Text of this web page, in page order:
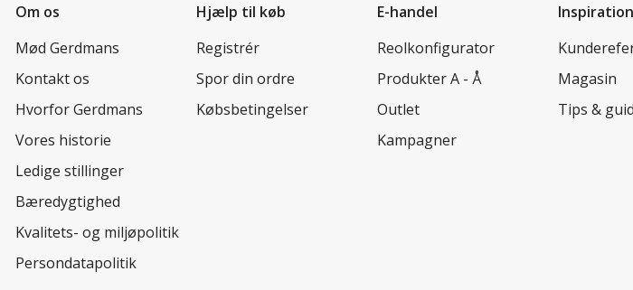
Om os
Mød Gerdmans
Kontakt os
Hvorfor Gerdmans
Vores historie
Ledige stillinger
Bæredygtighed
Kvalitets- og miljøpolitik
Persondatapolitik
Hjælp til køb
Registrér
Spor din ordre
Købsbetingelser
E-handel
Reolkonfigurator
Produkter A - Å
Outlet
Kampagner
Inspiration
Magasin
Tips &